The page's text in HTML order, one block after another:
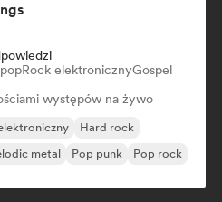
Rock elektronicznyGospel
występów na żywo
Hard rock
metal Pop punk Pop rock